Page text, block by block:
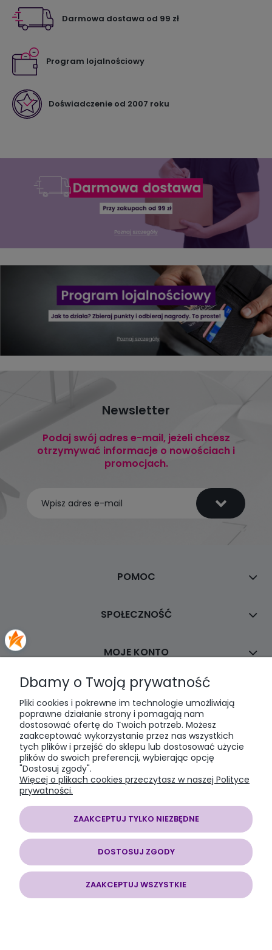
Darmowa dostawa od 99 zł
Program lojalnościowy
Doświadczenie od 2007 roku
Newsletter
Podaj swój adres e-mail, jeżeli chcesz
otrzymywać informacje o nowościach i
promocjach.
POMOC
SPOŁECZNOŚĆ
MOJE KONTO
PŁATNOŚCI I DOSTAWA
INFORMACJE
O NAS
SOMAP sklep modelarski| al. Jana Pawła II 28, 43-100 Tychy, woj.
śląskie | E-mail:
| NIP:
6462056771 REGON: 240730965
Dbamy o Twoją prywatność
Pliki cookies i pokrewne im technologie umożliwiają
poprawne działanie strony i pomagają nam
dostosować ofertę do Twoich potrzeb. Możesz
zaakceptować wykorzystanie przez nas wszystkich
tych plików i przejść do sklepu lub dostosować użycie
plików do swoich preferencji, wybierając opcję
"Dostosuj zgody".
Więcej o plikach cookies przeczytasz w naszej Polityce
prywatności.
ZAAKCEPTUJ TYLKO NIEZBĘDNE
DOSTOSUJ ZGODY
ZAAKCEPTUJ WSZYSTKIE